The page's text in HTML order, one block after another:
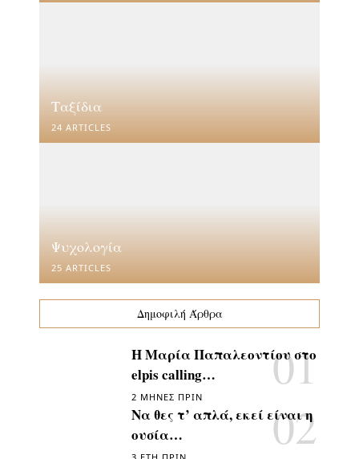
Ταξίδια
24 ARTICLES
Ψυχολογία
25 ARTICLES
Δημοφιλή Άρθρα
Η Μαρία Παπαλεοντίου στο
elpis calling…
2 ΜΉΝΕΣ ΠΡΙΝ
Να θες τ’ απλά, εκεί είναι η
ουσία…